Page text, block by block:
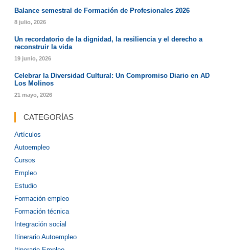
Balance semestral de Formación de Profesionales 2026
8 julio, 2026
Un recordatorio de la dignidad, la resiliencia y el derecho a
reconstruir la vida
19 junio, 2026
Celebrar la Diversidad Cultural: Un Compromiso Diario en AD
Los Molinos
21 mayo, 2026
CATEGORÍAS
Artículos
Autoempleo
Cursos
Empleo
Estudio
Formación empleo
Formación técnica
Integración social
Itinerario Autoempleo